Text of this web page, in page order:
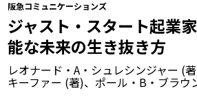
阪急コミュニケーションズ
ジャスト・スタート起業
能な未来の生き抜き方
レオナード・A・シュレシンジャー (
キーファー (著)、ポール・B・ブラウ